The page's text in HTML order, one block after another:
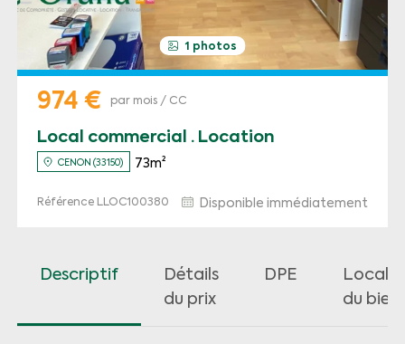
1 photos
Local commercial · Location
CENON (33150) 73m²
974 € par mois / CC
Référence LLOC100380 Disponible immédiatement
Descriptif
Détails
du prix
DPE
du bien